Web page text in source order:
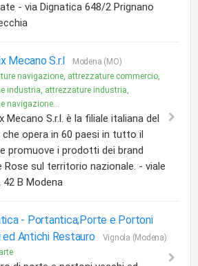
- via Dignatica 648/2 Prignano
Mecano S.r.l
Modena (MO)
navigazione, attrezzature commercio,
industria, attrezzature industria,
navigazione...
Mecano S.r.l. è la filiale italiana del
che opera in 60 paesi in tutto il
promuove i prodotti dei brand
Rose sul territorio nazionale. - viale
42 B Modena
- Portantica;Porte e Portoni
Antichi Restauro
Vignola (Modena)